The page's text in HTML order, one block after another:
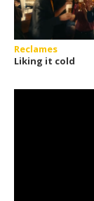
Reclames
Liking it cold